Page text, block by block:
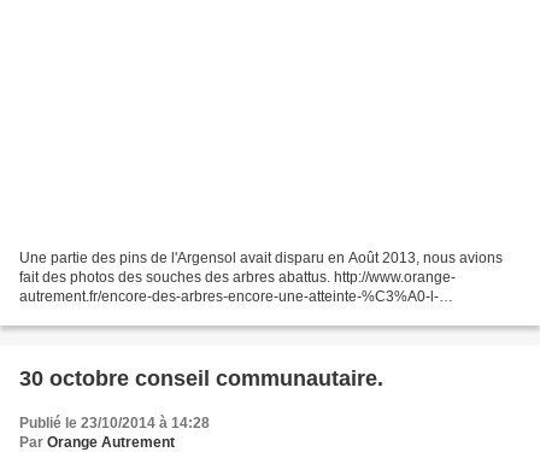
Une partie des pins de l'Argensol avait disparu en Août 2013, nous avions
fait des photos des souches des arbres abattus. http://www.orange-
autrement.fr/encore-des-arbres-encore-une-atteinte-%C3%A0-l-
30 octobre conseil communautaire.
Publié le 23/10/2014 à 14:28
Par Orange Autrement